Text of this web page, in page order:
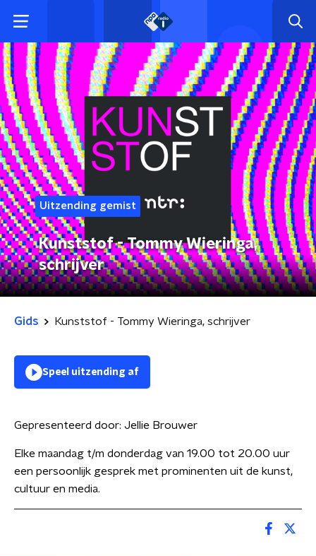
Uitzending gemist
Kunststof - Tommy Wieringa,
schrijver
Gids Kunststof - Tommy Wieringa, schrijver
Speel uitzending af
Gepresenteerd door: Jellie Brouwer
Elke maandag t/m donderdag van 19.00 tot 20.00 uur
een persoonlijk gesprek met prominenten uit de kunst,
cultuur en media.